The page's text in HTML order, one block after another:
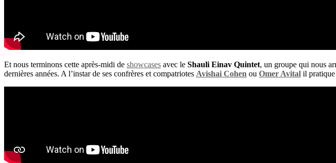
Et nous terminons cette après-midi de showcases avec le Shauli Einav Quintet, un groupe qui nous
dernières années. A l’instar de ses confrères et compatriotes Avishai Cohen ou Omer Avital il pratique